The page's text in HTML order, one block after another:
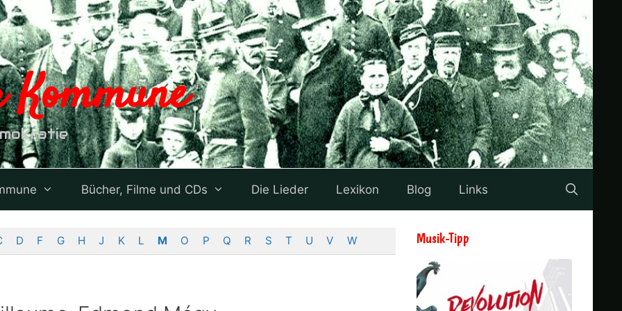
Bücher, Filme und CDs Die Lieder Lexikon Blog Links
D F G H J K L M O P Q R S T U V W Musik-Tipp